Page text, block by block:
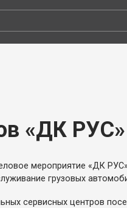
«ДК РУС»
мероприятие «ДК
грузовых
сервисных центров